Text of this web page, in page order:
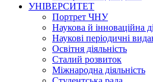
УНІВЕРСИТЕТ
Портрет ЧНУ
Наукова й інноваційна
Наукові періодичні
Освітня діяльність
Сталий розвиток
Міжнародна діяльність